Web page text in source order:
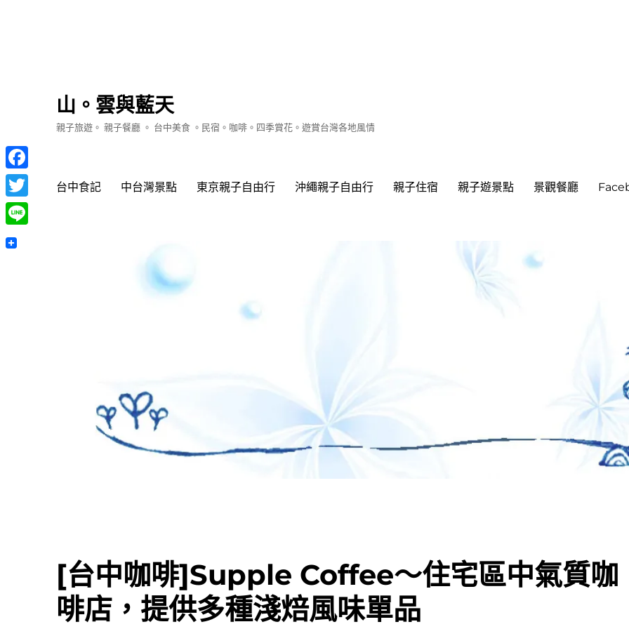
山。雲與藍天
親子旅遊。 親子餐廳 。 台中美食 。民宿。咖啡。四季賞花。遊賞台灣各地風情
台中食記 中台灣景點 東京親子自由行 沖繩親子自由行 親子住宿 親子遊景點 景觀餐廳
[台中咖啡]Supple Coffee～住宅區中氣質咖
啡店，提供多種淺焙風味單品
Facebook
Twitter
Line